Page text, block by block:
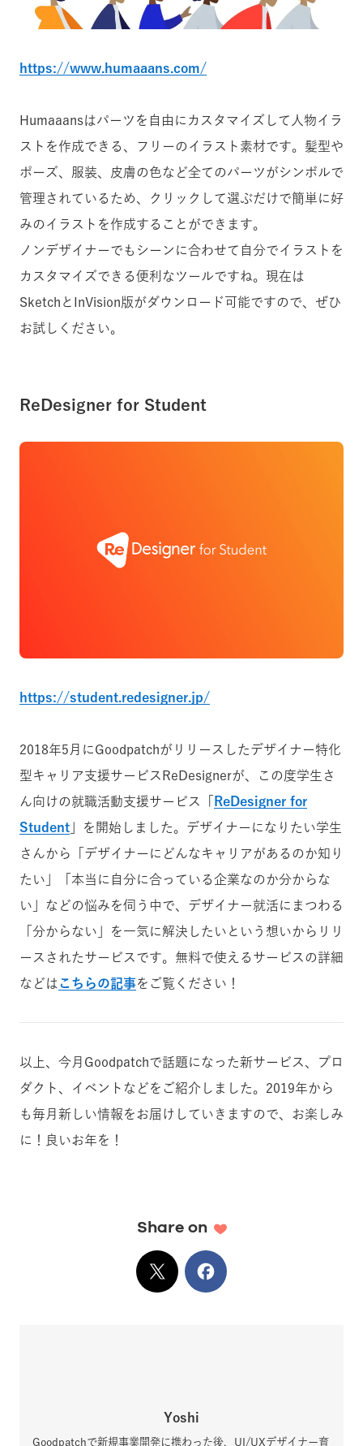
https://www.humaaans.com/
Humaaansはパーツを自由にカスタマイズして人物イラ
ストを作成できる、フリーのイラスト素材です。髪型や
ポーズ、服装、皮膚の色など全てのパーツがシンボルで
管理されているため、クリックして選ぶだけで簡単に好
みのイラストを作成することができます。
ノンデザイナーでもシーンに合わせて自分でイラストを
カスタマイズできる便利なツールですね。 現在は
SketchとInVision版がダウンロード可能ですので、ぜひ
お試しください。
ReDesigner for Student
https://student.redesigner.jp/
2018年5月にGoodpatchがリリースしたデザイナー特化
型キャリア支援サービス ReDesignerが、この度学生さ
ん向けの就職活動支援サービス「
ReDesigner for
Student 」を開始しました。 デザイナーになりたい学生
さんから「デザイナーにどんなキャリアがあるのか知り
たい」「本当に自分に合っている企業なのか分からな
い」などの悩みを伺う中で、デザイナー就活にまつわる
「分からない」を一気に解決したいという想いからリリ
ースされたサービスです。無料で使えるサービスの詳細
などは こちらの記事をご覧ください ！
以上、今月Goodpatchで話題になった新サービス、プロ
ダクト、イベントなどをご紹介しました。 2019年から
も毎月新しい情報をお届けしていきますので、お楽しみ
に！
良いお年を！
Share on
XでシェアFacebook
Yoshi
Goodpatchで新規事業開発に携わった後、UI/UXデザイナー育